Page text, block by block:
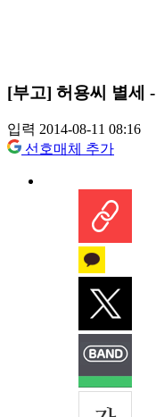
[부고] 허용씨 별세
입력 2014-08-11 08:16
선호매체 추가